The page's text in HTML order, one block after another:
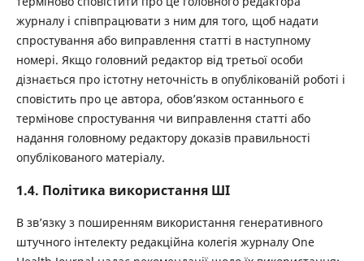
журналу і співпрацювати з ним для того, щоб надати
спростування або виправлення статті в наступному
номері. Якщо головний редактор від третьої особи
дізнається про істотну неточність в опублікованій роботі і
сповістить про це автора, обов’язком останнього є
термінове спростування чи виправлення статті або
надання головному редактору доказів правильності
опублікованого матеріалу.
1.4. Політика використання ШІ
В зв’язку з поширенням використання генеративного
штучного інтелекту редакційна колегія журналу One